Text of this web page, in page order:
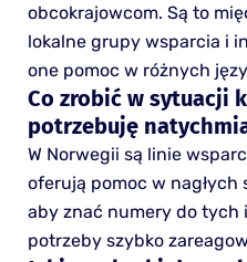
obcokrajowcom. Są to
lokalne grupy wsparcia i
one pomoc w różnych
Co zrobić w sytuacji
potrzebuję
W Norwegii są linie
oferują pomoc w nagłych
aby znać numery do tych
potrzeby szybko